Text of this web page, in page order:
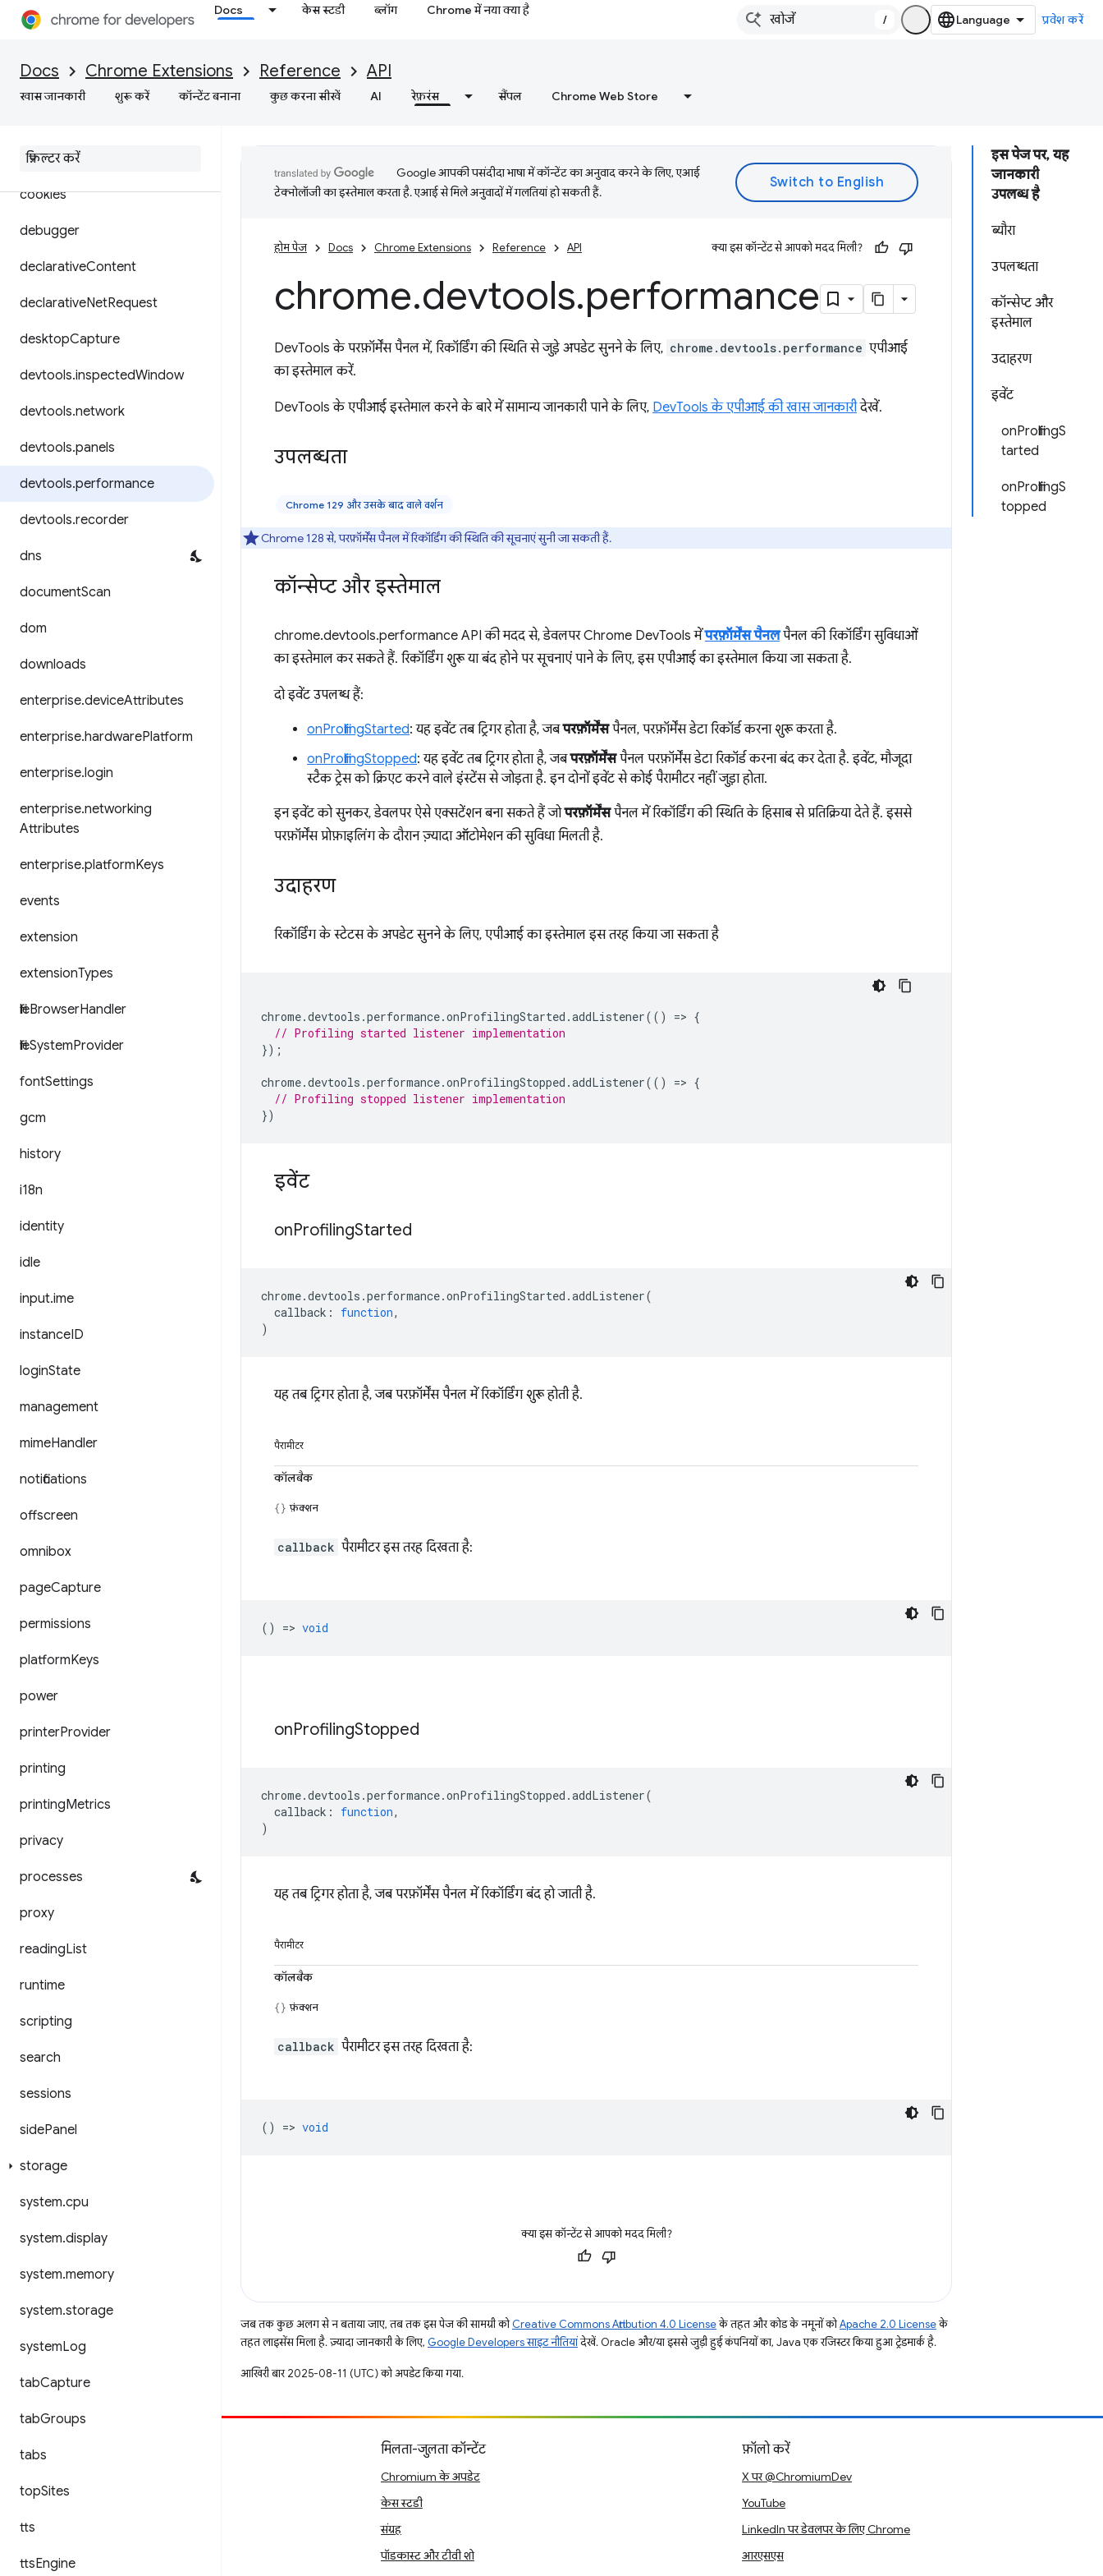
Docs केस स्टडी ब्लॉग Chrome में नया क्या है
/ प्रवेश करें
Docs Chrome Extensions Reference API
खास जानकारी शुरू करें कॉन्टेंट बनाना कुछ करना सीखें AI रेफ़रंस सैंपल Chrome Web Store
browsingData
commands
contextMenus
cookies
debugger
declarativeContent
declarativeNetRequest
desktopCapture
devtools.inspectedWindow
devtools.network
devtools.panels
devtools.performance
devtools.recorder
dns
documentScan
dom
downloads
enterprise.deviceAttributes
enterprise.hardwarePlatform
enterprise.login
enterprise.networking
Attributes
enterprise.platformKeys
events
extension
extensionTypes
fileBrowserHandler
fileSystemProvider
fontSettings
gcm
history
i18n
identity
idle
input.ime
instanceID
loginState
management
mimeHandler
notifications
offscreen
omnibox
pageCapture
permissions
platformKeys
power
printerProvider
printing
printingMetrics
privacy
processes
proxy
readingList
runtime
scripting
search
sessions
sidePanel
storage
system.cpu
system.display
system.memory
system.storage
systemLog
tabCapture
tabGroups
tabs
topSites
tts
ttsEngine
इस पेज पर, यह
जानकारी
उपलब्ध है
ब्यौरा
उपलब्धता
कॉन्सेप्ट और
इस्तेमाल
उदाहरण
इवेंट
onProfilingS
tarted
onProfilingS
topped
Google आपकी पसंदीदा भाषा में कॉन्टेंट का अनुवाद करने के लिए, एआई
टेक्नोलॉजी का इस्तेमाल करता है. एआई से मिले अनुवादों में गलतियां हो सकती हैं.
होम पेज Docs Chrome Extensions Reference API क्या इस कॉन्टेंट से आपको मदद मिली?
chrome.devtools.performance
DevTools के परफ़ॉर्मेंस पैनल में, रिकॉर्डिंग की स्थिति से जुड़े अपडेट सुनने के लिए, chrome.devtools.performance एपीआई
का इस्तेमाल करें.
DevTools के एपीआई इस्तेमाल करने के बारे में सामान्य जानकारी पाने के लिए, DevTools के एपीआई की खास जानकारीदेखें.
उपलब्धता
Chrome 129 और उसके बाद वाले वर्शन
Chrome 128 से, परफ़ॉर्मेंस पैनल में रिकॉर्डिंग की स्थिति की सूचनाएं सुनी जा सकती हैं.
कॉन्सेप्ट और इस्तेमाल
chrome.devtools.performance API की मदद से, डेवलपर Chrome DevTools मेंपरफ़ॉर्मेंस पैनलपैनल की रिकॉर्डिंग सुविधाओं
का इस्तेमाल कर सकते हैं. रिकॉर्डिंग शुरू या बंद होने पर सूचनाएं पाने के लिए, इस एपीआई का इस्तेमाल किया जा सकता है.
दो इवेंट उपलब्ध हैं:
onProfilingStarted: यह इवेंट तब ट्रिगर होता है, जबपरफ़ॉर्मेंसपैनल, परफ़ॉर्मेंस डेटा रिकॉर्ड करना शुरू करता है.
onProfilingStopped: यह इवेंट तब ट्रिगर होता है, जबपरफ़ॉर्मेंसपैनल परफ़ॉर्मेंस डेटा रिकॉर्ड करना बंद कर देता है. इवेंट, मौजूदा
स्टैक ट्रेस को क्रिएट करने वाले इंस्टेंस से जोड़ता है. इन दोनों इवेंट से कोई पैरामीटर नहीं जुड़ा होता.
इन इवेंट को सुनकर, डेवलपर ऐसे एक्सटेंशन बना सकते हैं जोपरफ़ॉर्मेंसपैनल में रिकॉर्डिंग की स्थिति के हिसाब से प्रतिक्रिया देते हैं. इससे
परफ़ॉर्मेंस प्रोफ़ाइलिंग के दौरान ज़्यादा ऑटोमेशन की सुविधा मिलती है.
उदाहरण
रिकॉर्डिंग के स्टेटस के अपडेट सुनने के लिए, एपीआई का इस्तेमाल इस तरह किया जा सकता है
chrome.devtools .performance.onProfilingStarted .addListener(() => {
// Profiling started listener implementation
});
chrome.devtools .performance.onProfilingStopped .addListener(() => {
// Profiling stopped listener implementation
})
इवेंट
onProfilingStarted
chrome.devtools .performance.onProfilingStarted .addListener(
callback : function,
)
यह तब ट्रिगर होता है, जब परफ़ॉर्मेंस पैनल में रिकॉर्डिंग शुरू होती है.
पैरामीटर
कॉलबैक
फ़ंक्शन
callback पैरामीटर इस तरह दिखता है:
() => void
onProfilingStopped
chrome.devtools .performance.onProfilingStopped .addListener(
callback : function,
)
यह तब ट्रिगर होता है, जब परफ़ॉर्मेंस पैनल में रिकॉर्डिंग बंद हो जाती है.
पैरामीटर
कॉलबैक
फ़ंक्शन
callback पैरामीटर इस तरह दिखता है:
() => void
क्या इस कॉन्टेंट से आपको मदद मिली?
जब तक कुछ अलग से न बताया जाए, तब तक इस पेज की सामग्री कोCreative Commons Attribution 4.0 Licenseके तहत और कोड के नमूनों कोApache 2.0 Licenseके
तहत लाइसेंस मिला है. ज़्यादा जानकारी के लिए, Google Developers साइट नीतियांदेखें. Oracle और/या इससे जुड़ी हुई कंपनियों का, Java एक रजिस्टर किया हुआ ट्रेडमार्क है.
आखिरी बार 2025-08-11 (UTC) को अपडेट किया गया.
सहयोग करें
खुली समस्याएं देखें
मिलता-जुलता कॉन्टेंट
Chromium के अपडेट
केस स्टडी
संग्रह
पॉडकास्ट और टीवी शो
फ़ॉलो करें
X पर @ChromiumDev
YouTube
LinkedIn पर डेवलपर के लिए Chrome
आरएसएस